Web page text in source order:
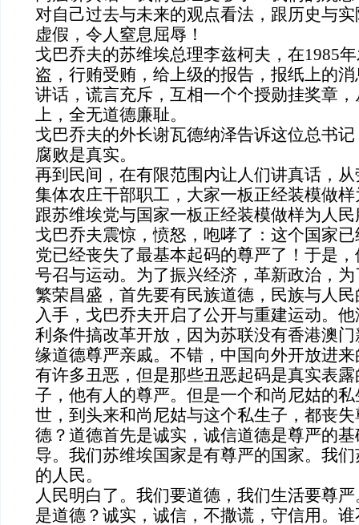
对自己过去与未来的观点看法，跟历史与
虚假，令人窒息屈辱！
戈巴乔夫的苏维埃总理李兹柯夫，在1985
盗，行贿受贿，给上级的报告，报纸上的
讲话，谎言充斥，互相一个个授勋挂奖章
上，全无道德廉耻。
戈巴乔夫的外长谢瓦德纳泽告诉这位总书
腐败是真实。
再到民间，在有限范围内让人们讲真话，
集体农庄干部职工，大家一板正经装模做
跟苏维埃党与国家一板正经装模做样为人
戈巴乔夫震惊，愤怒，咆哮了：这个国家
党已经丧失了最基本起码的尊严了！于是
号召与运动。为了振兴经济，革新政治，
繁荣昌盛，首先要有民族道德，民族与人
入手，戈巴乔夫开启了公开与重建运动。
利条件搞改革开放，因为苏联没有香港澳
缘道德尊严亲戚。不错，中国向外开放进
有许多丑恶，但是那些丑恶起码是真实表
子，他有人的尊严。但是一个和尚尼姑的
世，到头来和尚尼姑与这个私生子，都丧
德？道德首先是诚实，诚信道德是尊严的
导。我们苏维埃国家是有尊严的国家。我
的人民。
人民明白了。我们要道德，我们生活要尊
是道德？诚实，诚信，不撒谎，守信用。